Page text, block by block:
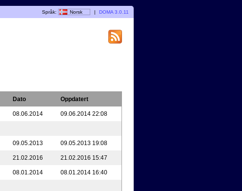
Språk: Norsk | DOMA 3.0.11
Dato Oppdatert
08.06.2014 09.06.2014 22:08
09.05.2013 09.05.2013 19:08
21.02.2016 21.02.2016 15:47
08.01.2014 08.01.2014 16:40